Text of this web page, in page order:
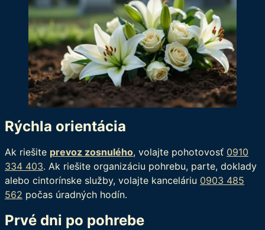
Rýchla orientácia
Ak riešite prevoz zosnulého, volajte pohotovosť 0910
334 403. Ak riešite organizáciu pohrebu, parte, doklady
alebo cintorínske služby, volajte kanceláriu 0903 485
562 počas úradných hodín.
Prvé dni po pohrebe